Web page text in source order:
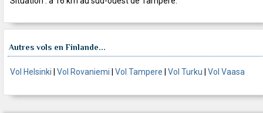
Autres vols en Finlande...
Vol Helsinki Vol Rovaniemi Vol Tampere Vol Turku Vol Vaasa